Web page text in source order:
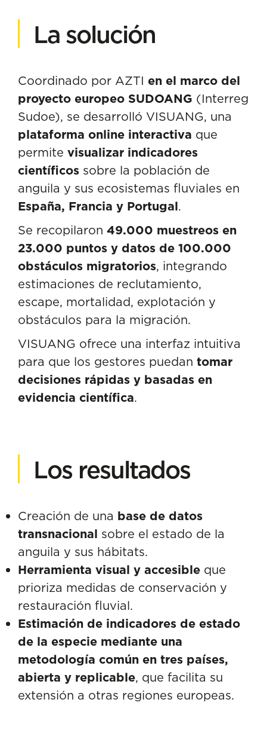
La solución
Coordinado por AZTI en el marco del
proyecto europeo SUDOANG (Interreg
Sudoe), se desarrolló VISUANG, una
plataforma online interactiva que
permite visualizar indicadores
científicos sobre la población de
anguila y sus ecosistemas fluviales en
España, Francia y Portugal.
Se recopilaron 49.000 muestreos en
23.000 puntos y datos de 100.000
obstáculos migratorios, integrando
estimaciones de reclutamiento,
escape, mortalidad, explotación y
obstáculos para la migración.
VISUANG ofrece una interfaz intuitiva
para que los gestores puedan tomar
decisiones rápidas y basadas en
evidencia científica.
Los resultados
Creación de una base de datos
transnacional sobre el estado de la
anguila y sus hábitats.
Herramienta visual y accesible que
prioriza medidas de conservación y
restauración fluvial.
Estimación de indicadores de estado
de la especie mediante una
metodología común en tres países,
abierta y replicable, que facilita su
extensión a otras regiones europeas.